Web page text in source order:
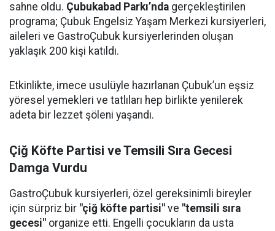
sahne oldu. Çubukabad Parkı’nda gerçekleştirilen
programa; Çubuk Engelsiz Yaşam Merkezi kursiyerleri,
aileleri ve GastroÇubuk kursiyerlerinden oluşan
yaklaşık 200 kişi katıldı.
Etkinlikte, imece usulüyle hazırlanan Çubuk’un eşsiz
yöresel yemekleri ve tatlıları hep birlikte yenilerek
adeta bir lezzet şöleni yaşandı.
Çiğ Köfte Partisi ve Temsili Sıra Gecesi
Damga Vurdu
GastroÇubuk kursiyerleri, özel gereksinimli bireyler
için sürpriz bir "çiğ köfte partisi" ve "temsili sıra
gecesi" organize etti. Engelli çocukların da usta